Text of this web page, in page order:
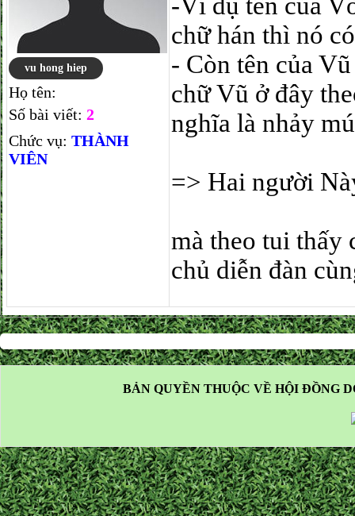
vu hong hiep
Họ tên:
Số bài viết: 2
Chức vụ: THÀNH
VIÊN
chữ hán thì nó
- Còn tên của
chữ Vũ ở đây
nghĩa là nhảy
=> Hai người
mà theo tui thấy
chủ diễn đàn
BẢN QUYỀN THUỘC VỀ HỘI ĐỒNG